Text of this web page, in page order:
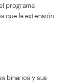
programa
que la extensión
binarios y sus